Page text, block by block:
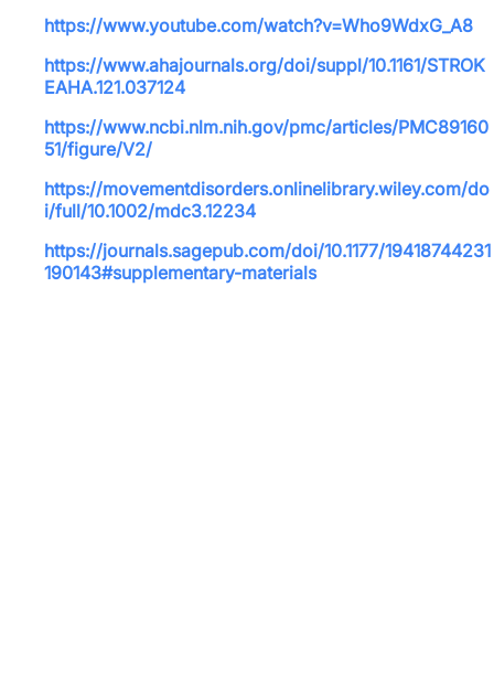
https://www.youtube.com/watch?v=Who9WdxG_A8
https://www.ahajournals.org/doi/suppl/10.1161/STROK
EAHA.121.037124
https://www.ncbi.nlm.nih.gov/pmc/articles/PMC89160
51/figure/V2/
https://movementdisorders.onlinelibrary.wiley.com/do
i/full/10.1002/mdc3.12234
https://journals.sagepub.com/doi/10.1177/19418744231
190143#supplementary-materials